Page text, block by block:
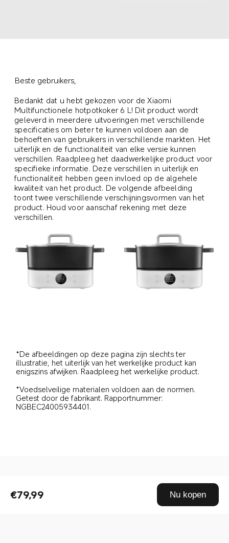
€79,99 Nu kopen
Beste gebruikers,
Bedankt dat u hebt gekozen voor de Xiaomi
Multifunctionele hotpotkoker 6 L! Dit product wordt
geleverd in meerdere uitvoeringen met verschillende
specificaties om beter te kunnen voldoen aan de
behoeften van gebruikers in verschillende markten. Het
uiterlijk en de functionaliteit van elke versie kunnen
verschillen. Raadpleeg het daadwerkelijke product voor
specifieke informatie. Deze verschillen in uiterlijk en
functionaliteit hebben geen invloed op de algehele
kwaliteit van het product. De volgende afbeelding
toont twee verschillende verschijningsvormen van het
product. Houd voor aanschaf rekening met deze
verschillen.
*De afbeeldingen op deze pagina zijn slechts ter
illustratie, het uiterlijk van het werkelijke product kan
enigszins afwijken. Raadpleeg het werkelijke product.
*Voedselveilige materialen voldoen aan de normen.
Getest door de fabrikant. Rapportnummer:
NGBEC24005934401.